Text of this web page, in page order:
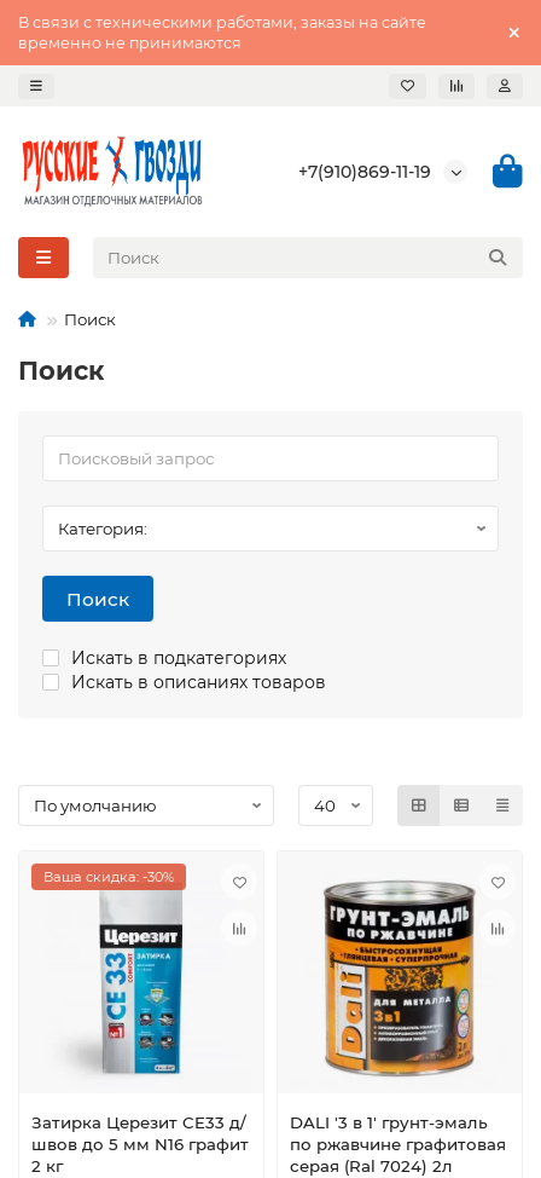
В связи с техническими работами, заказы на сайте
временно не принимаются
+7(910)869-11-19
Поиск
Поиск
Поиск
Искать в подкатегориях
Искать в описаниях товаров
Ваша скидка: -30%
Затирка Церезит CE33 д/
швов до 5 мм N16 графит
2 кг
DALI '3 в 1' грунт-эмаль
по ржавчине графитовая
серая (Ral 7024) 2л